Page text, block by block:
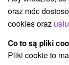
Hotel Thermalpark
Dunajská Streda
oraz móc
cookies oraz
Co to są pliki
Pliki cookie to